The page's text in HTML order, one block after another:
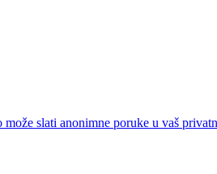
slati anonimne poruke u vaš